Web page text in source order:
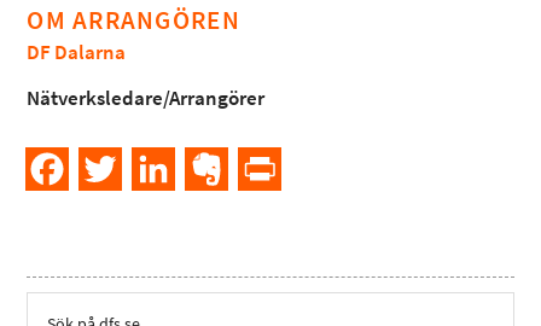
OM ARRANGÖREN
DF Dalarna
Nätverksledare/Arrangörer
FacebookTwitter LinkedInEvernote